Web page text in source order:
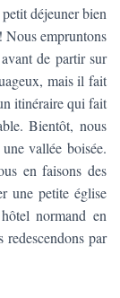
déjeuner bien
empruntons
de partir sur
mais il fait
itinéraire qui fait
Bientôt, nous
vallée boisée.
en faisons des
une petite église
normand en
par